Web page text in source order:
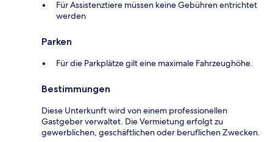
Für Assistenztiere müssen keine Gebühren entrichtet
werden
Parken
Für die Parkplätze gilt eine maximale Fahrzeughöhe.
Bestimmungen
Diese Unterkunft wird von einem professionellen
Gastgeber verwaltet. Die Vermietung erfolgt zu
gewerblichen, geschäftlichen oder beruflichen Zwecken.